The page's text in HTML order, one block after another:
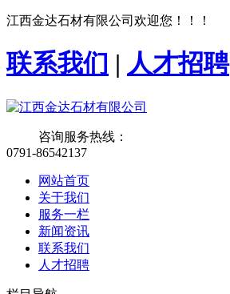
江西金达石材有限公司欢迎您！！！
联系我们 | 人才招聘
咨询服务热线：
0791-86542137
网站首页
关于我们
服务一栏
新闻资讯
联系我们
人才招聘